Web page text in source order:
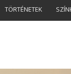
TÖRTÉNETEK